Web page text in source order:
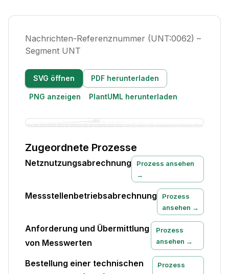
Nachrichten-Referenznummer (UNT:0062) –
Segment UNT
SVG öffnen PDF herunterladen
PNG anzeigen PlantUML herunterladen
Zugeordnete Prozesse
Netznutzungsabrechnung
Prozess ansehen
→
Messstellenbetriebsabrechnung
Prozess
ansehen →
Anforderung und Übermittlung
von Messwerten
Prozess
ansehen →
Bestellung einer technischen
Prozess